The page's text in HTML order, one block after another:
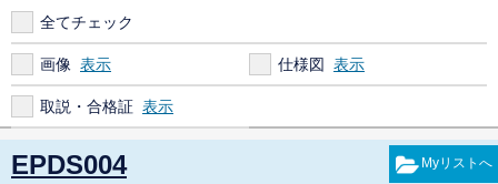
全てチェック
画像 仕様図
取説・合格証
EPDS004